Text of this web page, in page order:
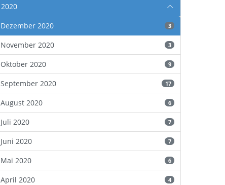
2020
Dezember 2020
3
November 2020 3
Oktober 2020 9
September 2020 17
August 2020 6
Juli 2020 7
Juni 2020 7
Mai 2020 6
April 2020 4